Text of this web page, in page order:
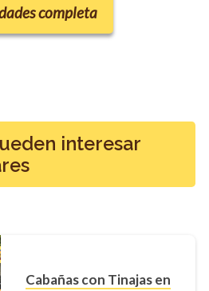
completa
interesar
Cabañas con Tinajas en